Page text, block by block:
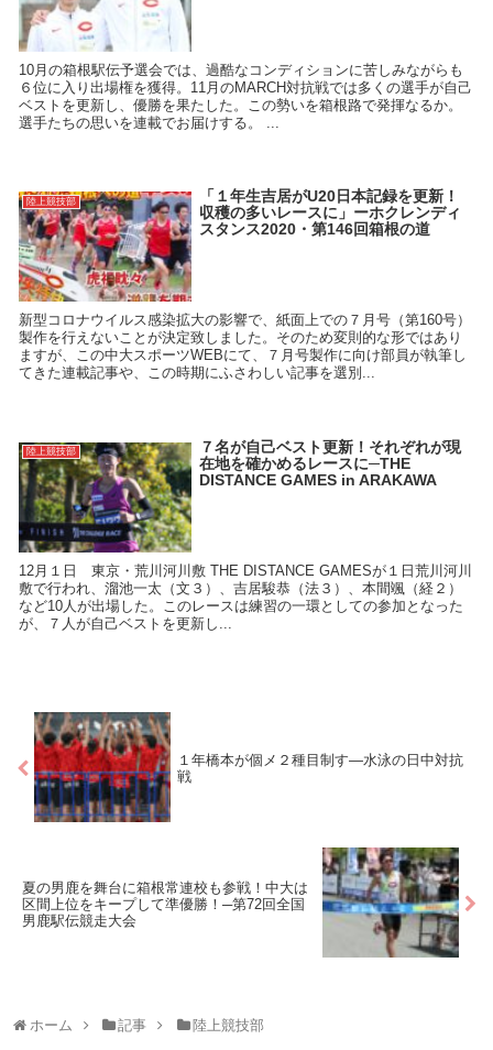
10月の箱根駅伝予選会では、過酷なコンディションに苦しみながらも
６位に入り出場権を獲得。11月のMARCH対抗戦では多くの選手が自己
ベストを更新し、優勝を果たした。この勢いを箱根路で発揮なるか。
選手たちの思いを連載でお届けする。 ...
陸上競技部
「１年生吉居がU20日本記録を更新！
収穫の多いレースに」ーホクレンディ
スタンス2020・第146回箱根の道
新型コロナウイルス感染拡大の影響で、紙面上での７月号（第160号）
製作を行えないことが決定致しました。そのため変則的な形ではあり
ますが、この中大スポーツWEBにて、７月号製作に向け部員が執筆し
てきた連載記事や、この時期にふさわしい記事を選別...
陸上競技部
７名が自己ベスト更新！それぞれが現
在地を確かめるレースに─THE
DISTANCE GAMES in ARAKAWA
12月１日 東京・荒川河川敷 THE DISTANCE GAMESが１日荒川河川
敷で行われ、溜池一太（文３）、吉居駿恭（法３）、本間颯（経２）
など10人が出場した。このレースは練習の一環としての参加となった
が、７人が自己ベストを更新し...
１年橋本が個メ２種目制す―水泳の日中対抗
戦
夏の男鹿を舞台に箱根常連校も参戦！中大は
区間上位をキープして準優勝！─第72回全国
男鹿駅伝競走大会
ホーム 記事 陸上競技部